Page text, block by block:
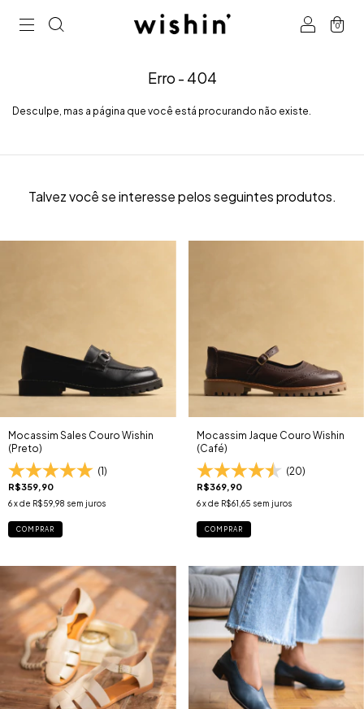
0
Erro - 404
Desculpe, mas a página que você está procurando não existe.
Talvez você se interesse pelos seguintes produtos.
Mocassim Sales Couro Wishin
(Preto)
(1)
R$359,90
6x de R$59,98 sem juros
COMPRAR
Mocassim Jaque Couro Wishin
(Café)
(20)
R$369,90
6 x de R$61,65 sem juros
COMPRAR